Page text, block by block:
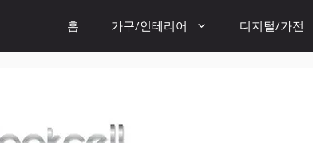
홈 가구/인테리어 디지털/가전